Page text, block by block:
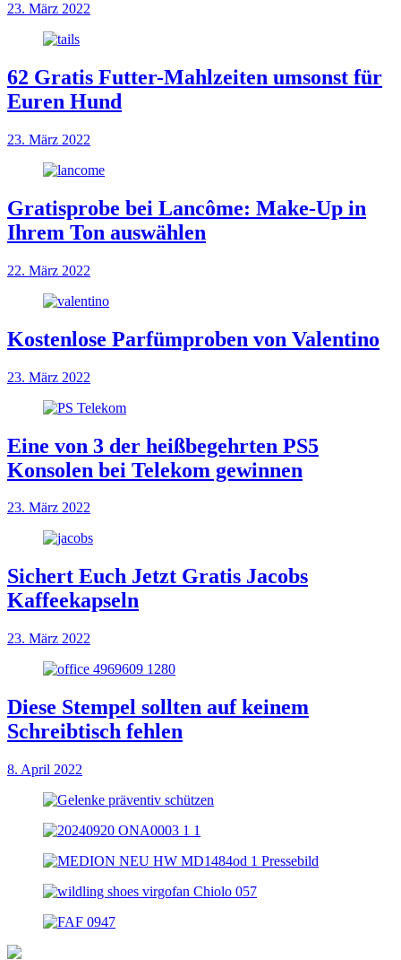
23. März 2022
62 Gratis Futter-Mahlzeiten umsonst für
Euren Hund
23. März 2022
Gratisprobe bei Lancôme: Make-Up in
Ihrem Ton auswählen
22. März 2022
Kostenlose Parfümproben von Valentino
23. März 2022
Eine von 3 der heißbegehrten PS5
Konsolen bei Telekom gewinnen
23. März 2022
Sichert Euch Jetzt Gratis Jacobs
Kaffeekapseln
23. März 2022
Diese Stempel sollten auf keinem
Schreibtisch fehlen
8. April 2022